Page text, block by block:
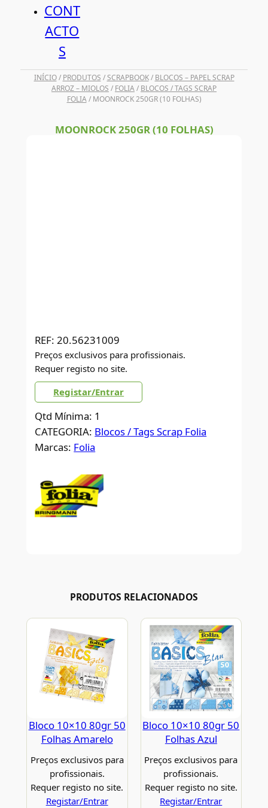
CONT
ACTO
S
INÍCIO/ PRODUTOS /SCRAPBOOK/ BLOCOS – PAPEL SCRAP
ARROZ – MIOLOS / FOLIA/ BLOCOS / TAGS SCRAP
FOLIA/ MOONROCK 250GR (10 FOLHAS)
MOONROCK 250GR (10 FOLHAS)
REF: 20.56231009
Preços exclusivos para profissionais.
Requer registo no site.
Registar/Entrar
Qtd Mínima: 1
CATEGORIA: Blocos / Tags Scrap Folia
Marcas: Folia
PRODUTOS RELACIONADOS
Bloco 10×10 80gr 50
Folhas Amarelo
Preços exclusivos para
profissionais.
Requer registo no site.
Registar/Entrar
Bloco 10×10 80gr 50
Folhas Azul
Preços exclusivos para
profissionais.
Requer registo no site.
Registar/Entrar